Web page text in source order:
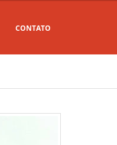
CONTATO